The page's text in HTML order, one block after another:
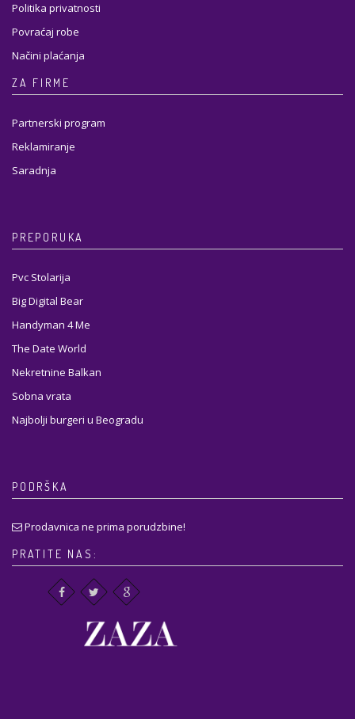
Politika privatnosti
Povraćaj robe
Načini plaćanja
ZA FIRME
Partnerski program
Reklamiranje
Saradnja
PREPORUKA
Pvc Stolarija
Big Digital Bear
Handyman 4 Me
The Date World
Nekretnine Balkan
Sobna vrata
Najbolji burgeri u Beogradu
PODRŠKA
Prodavnica ne prima porudzbine!
PRATITE NAS: